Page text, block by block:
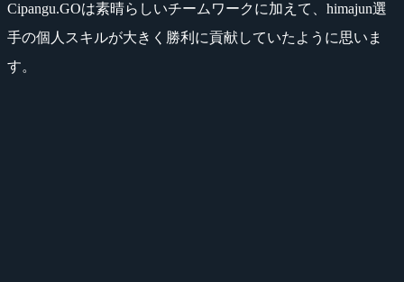
Cipangu.GOは素晴らしいチームワークに加えて、himajun選
手の個人スキルが大きく勝利に貢献していたように思いま
す。